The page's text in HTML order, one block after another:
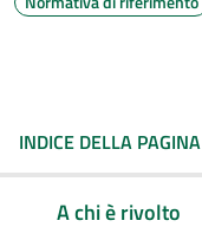
INDICE DELLA PAGINA
A chi è rivolto